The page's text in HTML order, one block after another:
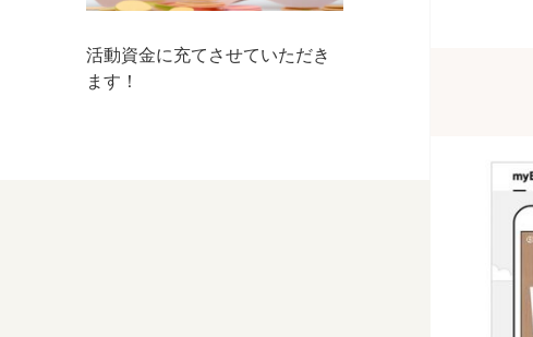
活動資金に充てさせていただき
ます！